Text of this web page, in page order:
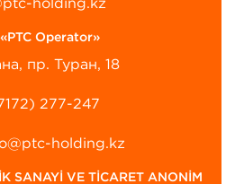
Operator»
пр. Туран, 18
277-247
holding.kz
SANAYİ VE TİCARET ANONİM